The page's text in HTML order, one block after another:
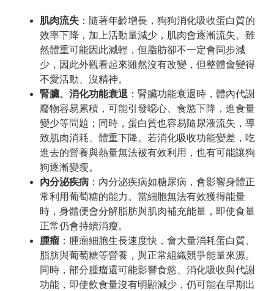
肌肉流失 ：隨著年齡增長，狗狗消化吸收蛋白質的
效率下降，加上活動量減少，肌肉會逐漸流失。雖
然體重可能因此減輕，但脂肪卻不一定會同步減
少，因此外觀看起來雖然沒有改變，但整體會變得
不愛活動、沒精神。
腎臟、消化功能衰退 ：腎臟功能衰退時，體內代謝
廢物容易累積，可能引發噁心、食慾下降，進食量
變少等問題；同時，蛋白質也容易隨尿液流失，導
致肌肉消耗、體重下降。若消化吸收功能變差，吃
進去的營養與熱量無法被有效利用，也有可能讓狗
狗逐漸變瘦。
內分泌疾病 ：內分泌疾病如糖尿病，會影響身體正
常利用葡萄糖的能力。當細胞無法有效獲得能量
時，身體便會分解脂肪與肌肉補充能量，即使食量
正常仍會持續消瘦。
腫瘤 ：腫瘤細胞生長速度快，會大量消耗蛋白質、
脂肪與葡萄糖等營養，與正常組織競爭能量來源。
同時，部分腫瘤還可能影響食慾、消化吸收與代謝
功能，即使飲食量沒有明顯減少，仍可能在早期出